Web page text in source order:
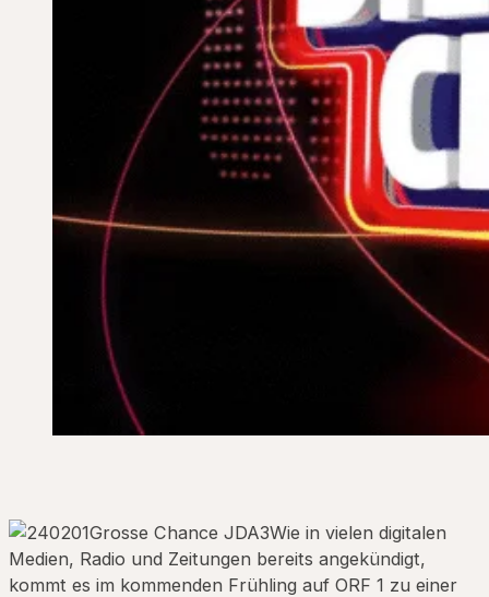
Wie in vielen digitalen
Medien, Radio und Zeitungen bereits angekündigt,
kommt es im kommenden Frühling auf ORF 1 zu einer